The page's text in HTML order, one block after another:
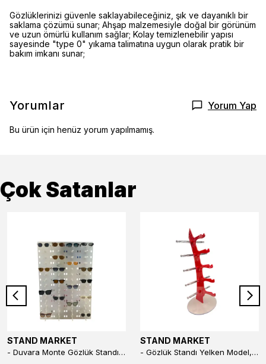
Gözlüklerinizi güvenle saklayabileceğiniz, şık ve dayanıklı bir
saklama çözümü sunar; Ahşap malzemesiyle doğal bir görünüm
ve uzun ömürlü kullanım sağlar; Kolay temizlenebilir yapısı
sayesinde "type 0" yıkama talimatına uygun olarak pratik bir
bakım imkanı sunar;
Yorumlar Yorum Yap
Bu ürün için henüz yorum yapılmamış.
Çok Satanlar
STAND MARKET
- Duvara Monte Gözlük Standı 56'li Pleksi Glass | 99x67 cm Gözlük Teşhir Standı
STAND MARKET
- Gözlük Standı Yelken Model, 5 Gözlük Kapasiteli Standı Kırmızı